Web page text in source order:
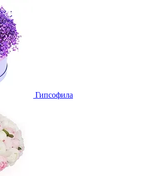
Гипсофила